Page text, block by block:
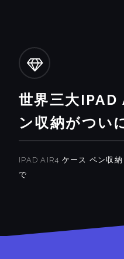
世界三大
ン収納がつい
IPAD AIR4 ケース ペン収
で